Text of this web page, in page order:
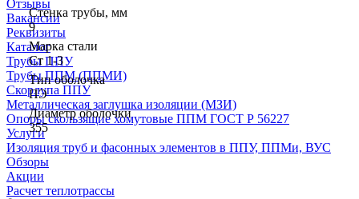
Стенка трубы, мм
9
Марка стали
Ст 1-3
Тип оболочка
ПЭ
Диаметр оболочки
355
Отзывы
Вакансии
Реквизиты
Каталог
Трубы ППУ
Трубы ППМ (ППМИ)
Скорлупа ППУ
Металлическая заглушка изоляции (МЗИ)
Опоры скользящие хомутовые ППМ ГОСТ Р 56227
Услуги
Изоляция труб и фасонных элементов в ППУ, ППМи, ВУС
Обзоры
Акции
Расчет теплотрассы